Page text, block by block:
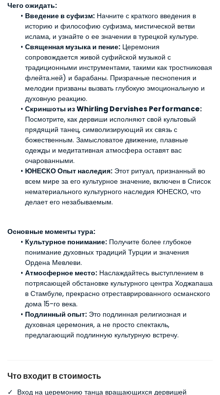
Чего ожидать:
Введение в суфизм: Начните с краткого введения в
историю и философию суфизма, мистической ветви
ислама, и узнайте о ее значении в турецкой культуре.
Священная музыка и пение: Церемония
сопровождается живой суфийской музыкой с
традиционными инструментами, такими как тростниковая
флейта.ней) и барабаны. Призрачные песнопения и
мелодии призваны вызвать глубокую эмоциональную и
духовную реакцию.
Скриншоты из Whirling Dervishes Performance:
Посмотрите, как дервиши исполняют свой культовый
прядящий танец, символизирующий их связь с
божественным. Замысловатое движение, плавные
одежды и медитативная атмосфера оставят вас
очарованными.
ЮНЕСКО Опыт наследия: Этот ритуал, признанный во
всем мире за его культурное значение, включен в Список
нематериального культурного наследия ЮНЕСКО, что
делает его незабываемым.
Основные моменты тура:
Культурное понимание: Получите более глубокое
понимание духовных традиций Турции и значения
Ордена Мевлеви.
Атмосферное место: Наслаждайтесь выступлением в
потрясающей обстановке культурного центра Ходжапаша
в Стамбуле, прекрасно отреставрированного османского
дома 15-го века.
Подлинный опыт: Это подлинная религиозная и
духовная церемония, а не просто спектакль,
предлагающий подлинную культурную встречу.
Что входит в стоимость
✓ Вход на церемонию танца вращающихся дервишей